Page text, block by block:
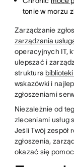
tonie w morzu
Zarządzanie
zarządzania
operacyjnych IT,
ulepszać i
struktura
wskazówki i
zgłoszeniami
Niezależnie od
zleceniami usług
Jeśli Twój zespół
zgłoszenia,
okazać się